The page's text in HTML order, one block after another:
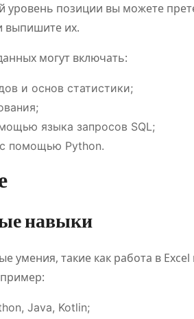
уровень позиции вы можете
выпишите их.
могут включать:
и основ статистики;
языка запросов SQL;
помощью Python.
навыки
умения, такие как работа в
Java, Kotlin;